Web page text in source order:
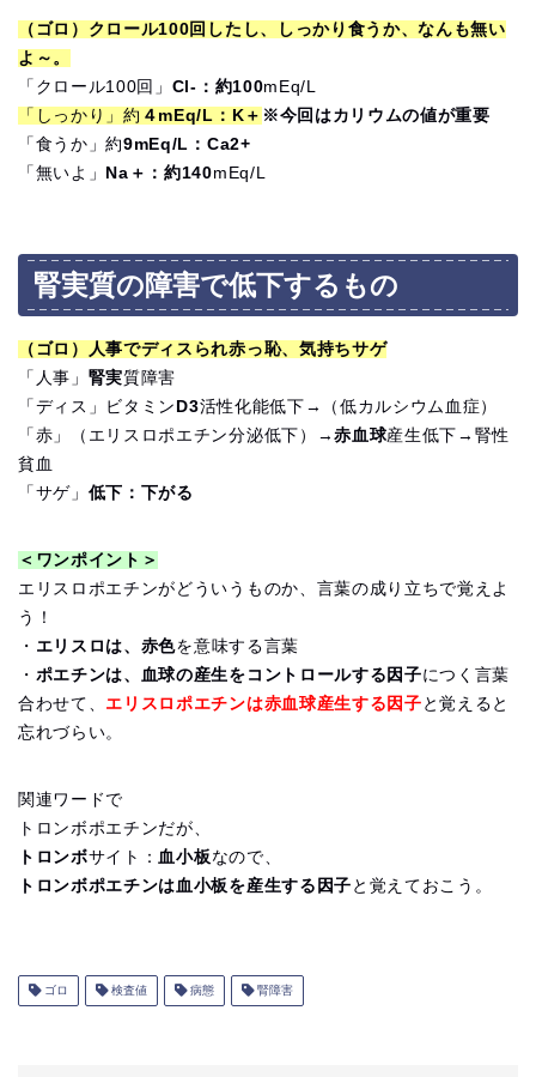
（ゴロ）クロール100回したし、しっかり食うか、なんも無い
よ～。
「クロール100回」 Cl-：約100mEq/L
「しっかり」約 ４mEq/L：K＋ ※今回はカリウムの値が重要
「食うか」約9mEq/L：Ca2+​
「無いよ」
Na＋：約140mEq/L
腎実質の障害で低下するもの
（ゴロ）人事でディスられ赤っ恥、気持ちサゲ
「人事」 腎実質障害
「ディス」ビタミン D3活性化能低下→（低カルシウム血症）
「赤」（エリスロポエチン分泌低下）→赤血球産生低下→腎性
貧血
「サゲ」 低下：下がる
＜ワンポイント＞
エリスロポエチンがどういうものか、言葉の成り立ちで覚えよ
う！
・ エリスロは、赤色を意味する言葉
・ ポエチンは、血球の産生をコントロールする因子につく言葉
合わせて、 エリスロポエチンは赤血球産生する因子 と覚えると
忘れづらい。
関連ワードで
トロンボポエチンだが、
トロンボサイト： 血小板 なので、
トロンボポエチンは血小板を産生する因子 と覚えておこう。
ゴロ 検査値 病態 腎障害